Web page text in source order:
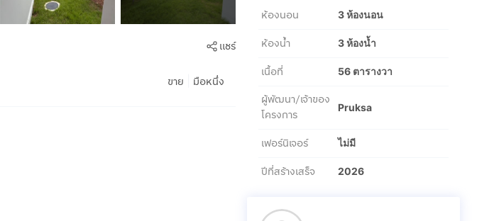
แชร์
ขาย มือหนึ่ง
ห้องนอน 3 ห้องนอน
ห้องน้ำ 3 ห้องน้ำ
เนื้อที่ 56 ตารางวา
ผู้พัฒนา/เจ้าของ
โครงการ
Pruksa
เฟอร์นิเจอร์ ไม่มี
ปีที่สร้างเสร็จ 2026